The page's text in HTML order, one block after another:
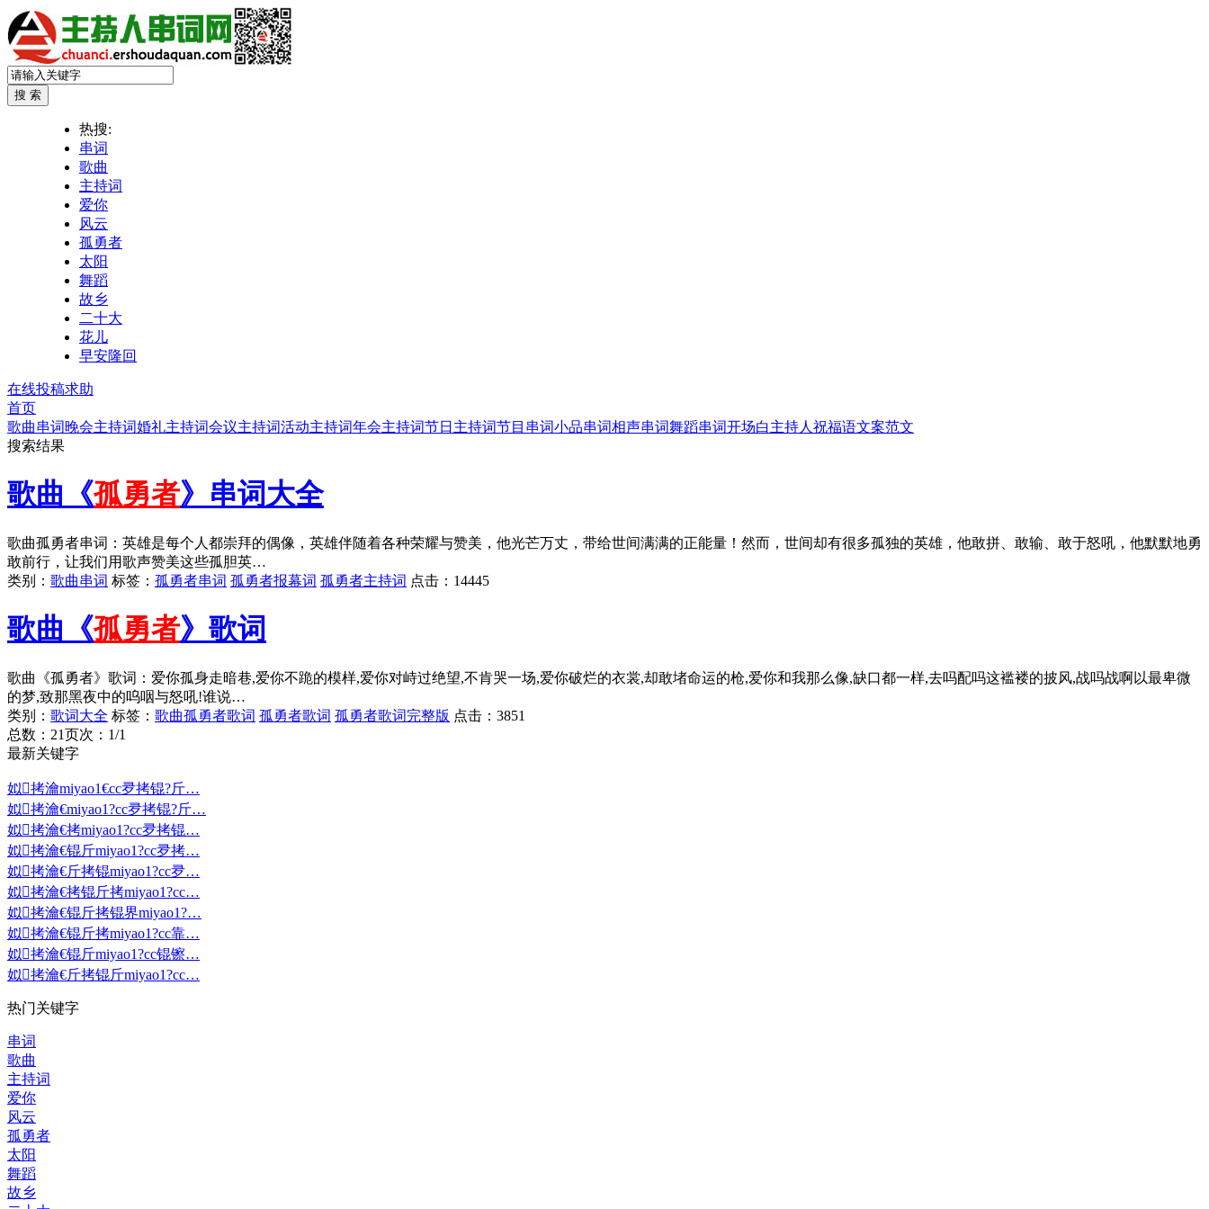
热搜:
串词
歌曲
主持词
爱你
风云
孤勇者
太阳
舞蹈
故乡
二十大
花儿
早安隆回
在线投稿求助
首页
歌曲串词晚会主持词婚礼主持词会议主持词活动主持词年会主持词节日主持词节目串词小品串词相声串词舞蹈串词开场白主持人 祝福语文案范文
搜索结果
歌曲《孤勇者》串词大全
歌曲孤勇者串词：英雄是每个人都崇拜的偶像，英雄伴随着各种荣耀与赞美，他光芒万丈，带给世间满满的正能量！然而，世间却有很多孤独的英雄，他敢拼、敢输、敢于怒吼，他默默地勇
敢前行，让我们用歌声赞美这些孤胆英…
类别： 歌曲串词 标签： 孤勇者串词 孤勇者报幕词 孤勇者主持词 点击： 14445
歌曲《孤勇者》歌词
歌曲《孤勇者》歌词：爱你孤身走暗巷,爱你不跪的模样,爱你对峙过绝望,不肯哭一场,爱你破烂的衣裳,却敢堵命运的枪,爱你和我那么像,缺口都一样,去吗配吗这褴褛的披风,战吗战啊以最卑微
的梦,致那黑夜中的呜咽与怒吼!谁说…
类别： 歌词大全 标签： 歌曲孤勇者歌词 孤勇者歌词 孤勇者歌词完整版 点击： 3851
总数：21页次：1/1
最新关键字
姒拷瀹miyao1€cc夛拷锟?斤…
姒拷瀹€miyao1?cc夛拷锟?斤…
姒拷瀹€拷miyao1?cc夛拷锟…
姒拷瀹€锟斤miyao1?cc夛拷…
姒拷瀹€斤拷锟miyao1?cc夛…
姒拷瀹€拷锟斤拷miyao1?cc…
姒拷瀹€锟斤拷锟界miyao1?…
姒拷瀹€锟斤拷miyao1?cc靠…
姒拷瀹€锟斤miyao1?cc锟镲…
姒拷瀹€斤拷锟斤miyao1?cc…
热门关键字
串词
歌曲
主持词
爱你
风云
孤勇者
太阳
舞蹈
故乡